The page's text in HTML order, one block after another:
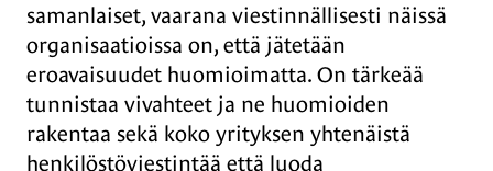
samanlaiset, vaarana viestinnällisesti näissä
organisaatioissa on, että jätetään
eroavaisuudet huomioimatta. On tärkeää
tunnistaa vivahteet ja ne huomioiden
rakentaa sekä koko yrityksen yhtenäistä
henkilöstöviestintää että luoda